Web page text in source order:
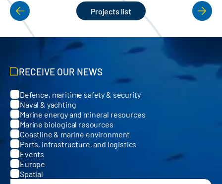
PAGINATION
Projects list
RECEIVE OUR NEWS
Categories
Defence, maritime safety & security
Naval & yachting
Marine energy and mineral resources
Marine biological resources
Coastline & marine environment
Ports, infrastructure, and logistics
Events
Europe
Spatial